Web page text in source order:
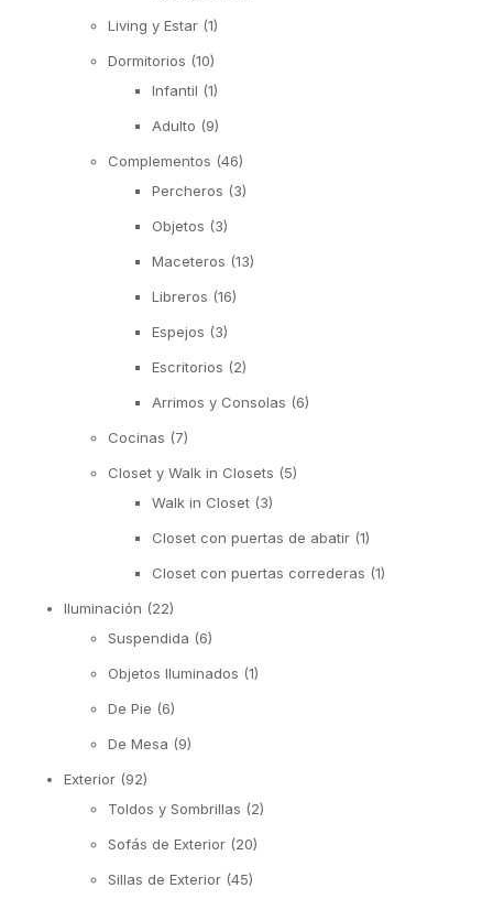
Living y Estar (1)
Dormitorios (10)
Infantil (1)
Adulto (9)
Complementos (46)
Percheros (3)
Objetos (3)
Maceteros (13)
Libreros (16)
Espejos (3)
Escritorios (2)
Arrimos y Consolas (6)
Cocinas (7)
Closet y Walk in Closets (5)
Walk in Closet (3)
Closet con puertas de abatir (1)
Closet con puertas correderas (1)
Iluminación (22)
Suspendida (6)
Objetos Iluminados (1)
De Pie (6)
De Mesa (9)
Exterior (92)
Toldos y Sombrillas (2)
Sofás de Exterior (20)
Sillas de Exterior (45)